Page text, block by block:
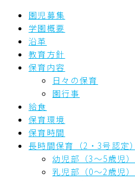
園児募集
学園概要
沿革
教育方針
保育内容
日々の保育
園行事
給食
保育環境
保育時間
長時間保育（2・3号認定）
幼児部（3～5歳児）
乳児部（0～2歳児）